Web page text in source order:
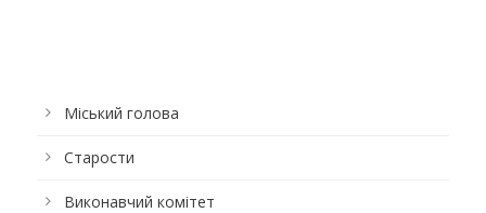
Міський голова
Старости
Виконавчий комітет